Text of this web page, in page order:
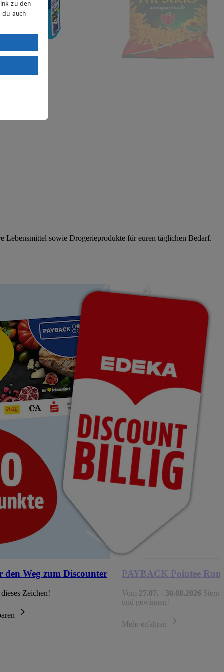
Lebensmittel sowie Drogerieprodukte für euren täglichen Bedarf.
den Weg zum Discounter
Zeichen!
PAYBACK Pointee Run
Vom 27.07. - 30.08.2026
und gewinnen!
Mehr erfahren
zu den
auch
DSGVO
mit
das